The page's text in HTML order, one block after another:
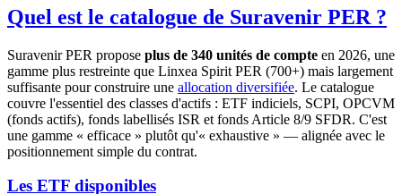
Quel est le catalogue de Suravenir PER ?
Suravenir PER propose plus de 340 unités de compte en 2026, une
gamme plus restreinte que Linxea Spirit PER (700+) mais largement
suffisante pour construire une allocation diversifiée. Le catalogue
couvre l'essentiel des classes d'actifs : ETF indiciels, SCPI, OPCVM
(fonds actifs), fonds labellisés ISR et fonds Article 8/9 SFDR. C'est
une gamme « efficace » plutôt qu'« exhaustive » — alignée avec le
positionnement simple du contrat.
Les ETF disponibles